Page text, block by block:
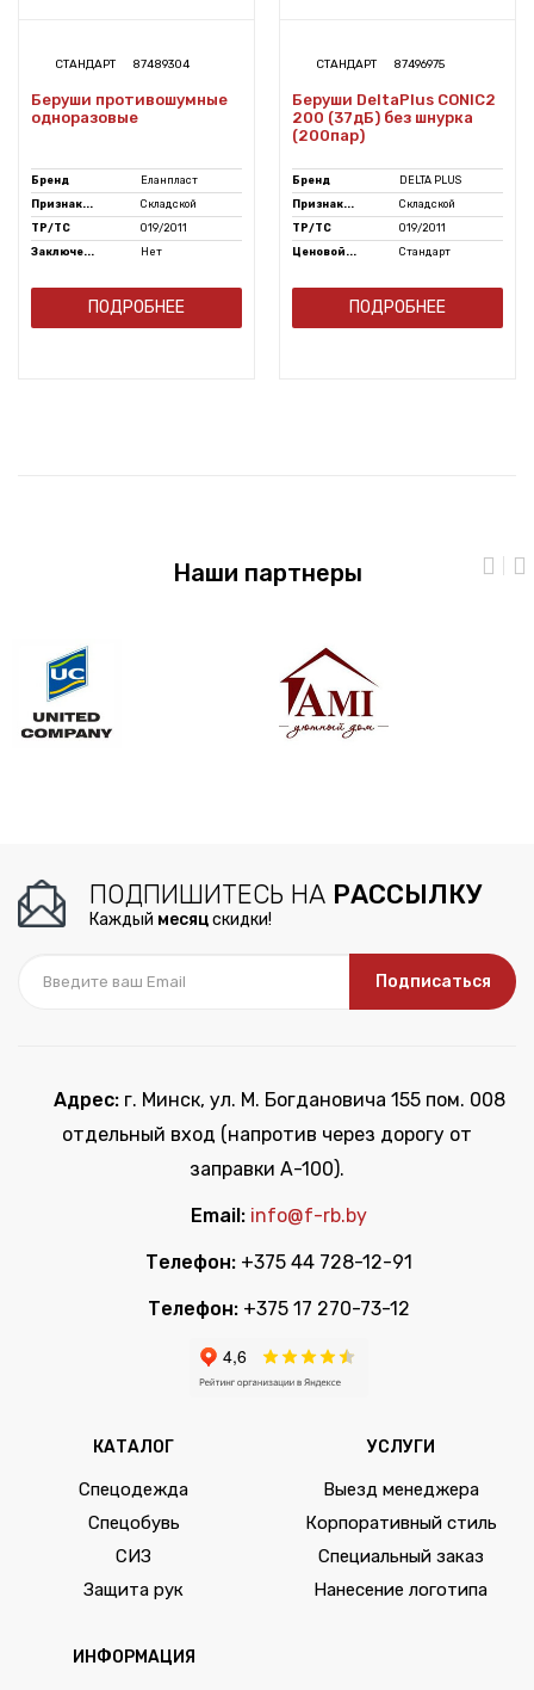
СТАНДАРТ 87489304
Беруши противошумные
одноразовые
Бренд
Еланпласт
Признак...
Складской
ТР/ТС
019/2011
Заключе...
Нет
ПОДРОБНЕЕ
СТАНДАРТ 87496975
Беруши DeltaPlus CONIC2
200 (37дБ) без шнурка
(200пар)
Бренд
DELTA PLUS
Признак...
Складской
ТР/ТС
019/2011
Ценовой...
Стандарт
ПОДРОБНЕЕ
Наши партнеры
ПОДПИШИТЕСЬ НА РАССЫЛКУ
Каждый месяцскидки!
Подписаться
Адрес:г. Минск, ул. М. Богдановича 155 пом. 008
отдельный вход (напротив через дорогу от
заправки А-100).
Email: info@f-rb.by
Телефон: +375 44 728-12-91
Телефон: +375 17 270-73-12
КАТАЛОГ
Спецодежда
Спецобувь
СИЗ
Защита рук
УСЛУГИ
Выезд менеджера
Корпоративный стиль
Специальный заказ
Нанесение логотипа
ИНФОРМАЦИЯ